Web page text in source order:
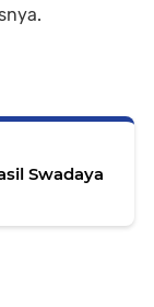
Swadaya